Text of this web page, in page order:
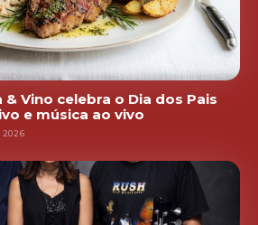
& Vino celebra o Dia dos Pais
e música ao vivo
2026